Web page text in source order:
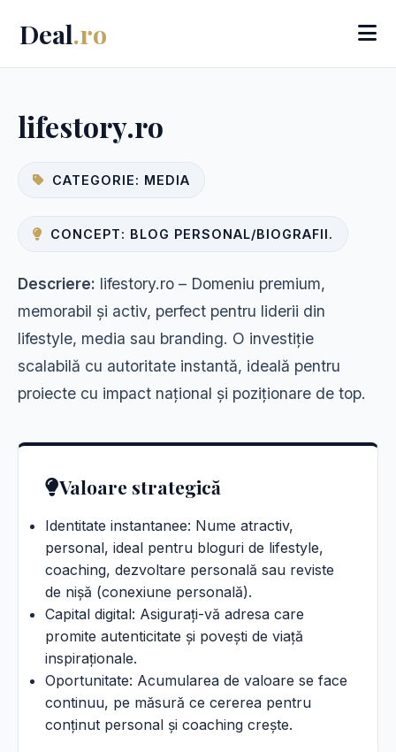
Deal.ro
lifestory.ro
CATEGORIE: MEDIA
CONCEPT: BLOG PERSONAL/BIOGRAFII.
Descriere: lifestory.ro – Domeniu premium,
memorabil și activ, perfect pentru liderii din
lifestyle, media sau branding. O investiție
scalabilă cu autoritate instantă, ideală pentru
proiecte cu impact național și poziționare de top.
Valoare strategică
Identitate instantanee: Nume atractiv,
personal, ideal pentru bloguri de lifestyle,
coaching, dezvoltare personală sau reviste
de nișă (conexiune personală).
Capital digital: Asigurați-vă adresa care
promite autenticitate și povești de viață
inspiraționale.
Oportunitate: Acumularea de valoare se face
continuu, pe măsură ce cererea pentru
conținut personal și coaching crește.